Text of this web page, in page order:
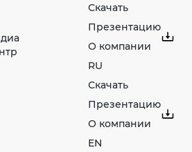
Скачать
Презентацию
О компании
RU
Скачать
Презентацию
О компании
EN